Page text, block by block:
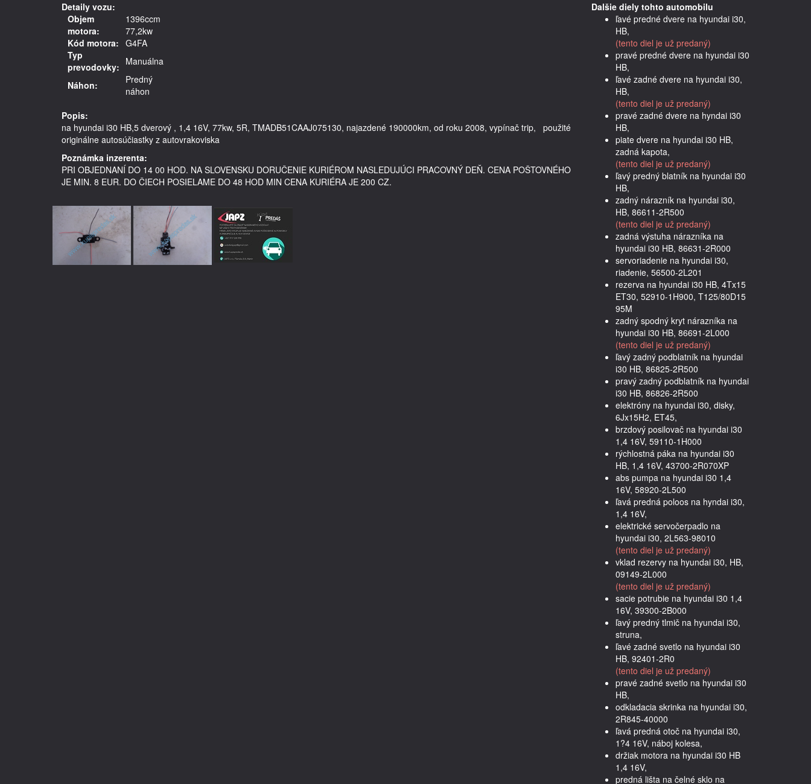
Detaily vozu:
Objem
motora:
1396ccm
77,2kw
Kód motora: G4FA
Typ
prevodovky: Manuálna
Náhon:
Predný
náhon
Popis:
na hyundai i30 HB,5 dverový , 1,4 16V, 77kw, 5R, TMADB51CAAJ075130, najazdené 190000km, od roku 2008, vypínač trip,   použité
Poznámka inzerenta:
PRI OBJEDNANÍ DO 14 00 HOD. NA SLOVENSKU DORUČENIE KURIÉROM NASLEDUJÚCI PRACOVNÝ DEŇ. CENA POŠTOVNÉHO
JE MIN. 8 EUR. DO ČIECH POSIELAME DO 48 HOD MIN CENA KURIÉRA JE 200 CZ.
Dalšie diely tohto automobilu
ľavé predné dvere na hyundai i30,
HB,
(tento diel je už predaný)
pravé predné dvere na hyundai i30
HB,
ľavé zadné dvere na hyundai i30,
HB,
(tento diel je už predaný)
pravé zadné dvere na hyndai i30
HB,
piate dvere na hyundai i30 HB,
zadná kapota,
(tento diel je už predaný)
ľavý predný blatník na hyundai i30
HB,
zadný nárazník na hyundai i30,
HB, 86611-2R500
(tento diel je už predaný)
zadná výstuha nárazníka na
hyundai i30 HB, 86631-2R000
servoriadenie na hyundai i30,
riadenie, 56500-2L201
rezerva na hyundai i30 HB, 4Tx15
ET30, 52910-1H900, T125/80D15
95M
zadný spodný kryt nárazníka na
hyundai i30 HB, 86691-2L000
(tento diel je už predaný)
ľavý zadný podblatník na hyundai
i30 HB, 86825-2R500
pravý zadný podblatník na hyundai
i30 HB, 86826-2R500
elektróny na hyundai i30, disky,
6Jx15H2, ET45,
brzdový posilovač na hyundai i30
1,4 16V, 59110-1H000
rýchlostná páka na hyundai i30
HB, 1,4 16V, 43700-2R070XP
abs pumpa na hyundai i30 1,4
16V, 58920-2L500
ľavá predná poloos na hyndai i30,
1,4 16V,
elektrické servočerpadlo na
hyundai i30, 2L563-98010
(tento diel je už predaný)
vklad rezervy na hyundai i30, HB,
09149-2L000
(tento diel je už predaný)
sacie potrubie na hyundai i30 1,4
16V, 39300-2B000
ľavý predný tlmič na hyundai i30,
struna,
ľavé zadné svetlo na hyundai i30
HB, 92401-2R0
(tento diel je už predaný)
pravé zadné svetlo na hyundai i30
HB,
odkladacia skrinka na hyundai i30,
2R845-40000
ľavá predná otoč na hyundai i30,
1?4 16V, náboj kolesa,
držiak motora na hyundai i30 HB
1,4 16V,
predná lišta na čelné sklo na